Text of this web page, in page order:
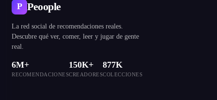
P Peoople
La red social de recomendaciones reales.
Descubre qué ver, comer, leer y jugar de gente
real.
6M+
RECOMENDACIONES
150K+
CREADORES
877K
COLECCIONES